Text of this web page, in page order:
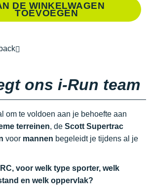
DE WINKELWAGEN
TOEVOEGEN
ons i-Run team
om te voldoen aan je behoefte aan
terreinen, de Scott Supertrac
voor mannen begeleidt je tijdens al je
voor welk type sporter, welk
en welk oppervlak?